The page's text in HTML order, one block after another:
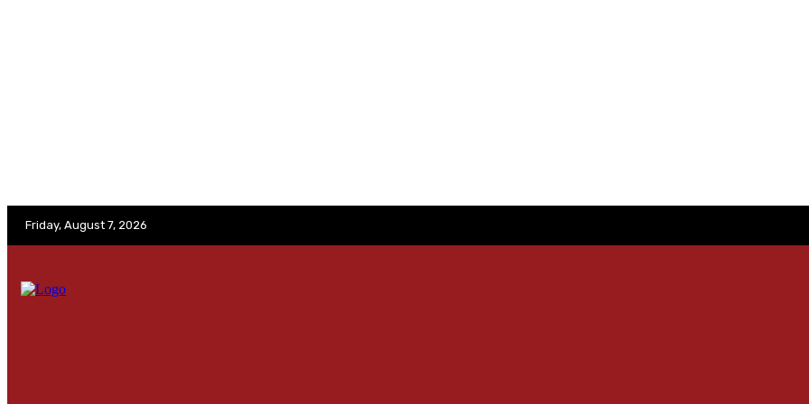
Friday, August 7, 2026